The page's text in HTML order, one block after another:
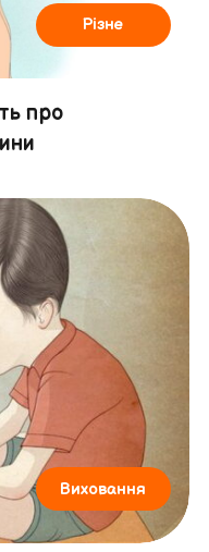
Різне
про
Виховання